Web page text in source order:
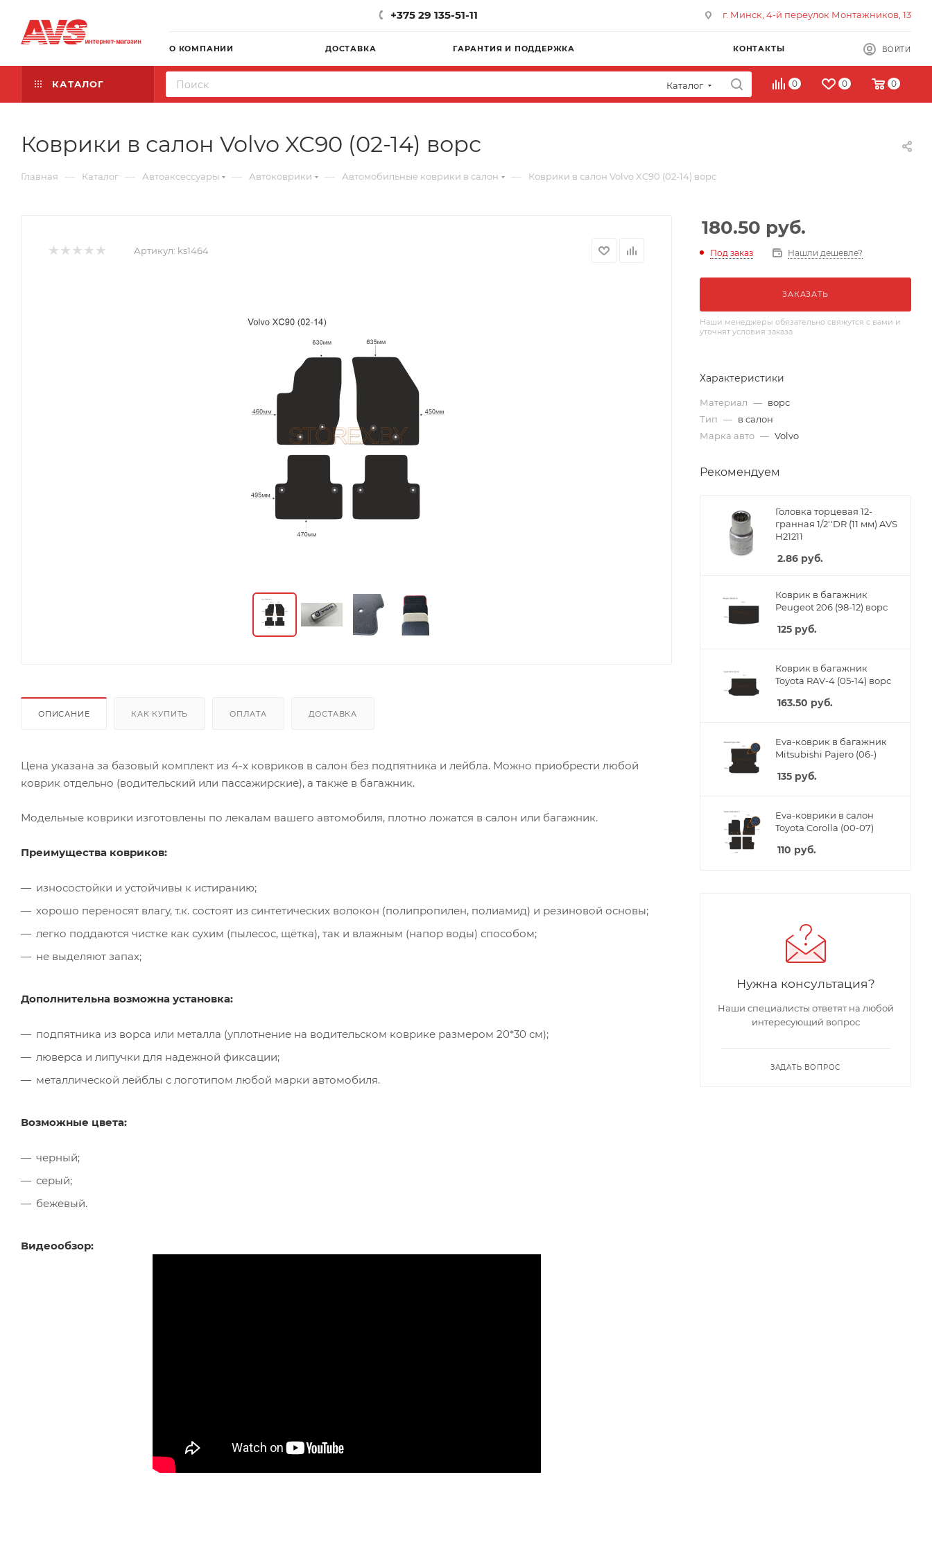
+375 29 135-51-11 г. Минск, 4-й переулок Монтажников, 13
О КОМПАНИИ ДОСТАВКА ГАРАНТИЯ И ПОДДЕРЖКА КОНТАКТЫ ВОЙТИ
КАТАЛОГ Каталог 0 0 0
Коврики в салон Volvo XC90 (02-14) ворс
Главная — Каталог — Автоаксессуары — Автоковрики — Автомобильные коврики в салон — Коврики в салон Volvo XC90 (02-14) ворс
Артикул: ks1464
ОПИСАНИЕ КАК КУПИТЬ ОПЛАТА ДОСТАВКА
Цена указана за базовый комплект из 4-х ковриков в салон без подпятника и лейбла. Можно приобрести любой
коврик отдельно (водительский или пассажирские), а также в багажник.
Модельные коврики изготовлены по лекалам вашего автомобиля, плотно ложатся в салон или багажник.
Преимущества ковриков:
износостойки и устойчивы к истиранию;
хорошо переносят влагу, т.к. состоят из синтетических волокон (полипропилен, полиамид) и резиновой основы;
легко поддаются чистке как сухим (пылесос, щётка), так и влажным (напор воды) способом;
не выделяют запах;
Дополнительна возможна установка:
подпятника из ворса или металла (уплотнение на водительском коврике размером 20*30 см);
люверса и липучки для надежной фиксации;
металлической лейблы с логотипом любой марки автомобиля.
Возможные цвета:
черный;
серый;
бежевый.
Видеообзор:
180.50 руб.
Под заказ Нашли дешевле?
ЗАКАЗАТЬ
Наши менеджеры обязательно свяжутся с вами и
уточнят условия заказа
Характеристики
Материал — ворс
Тип — в салон
Марка авто — Volvo
Рекомендуем
Головка торцевая 12-
гранная 1/2''DR (11 мм) AVS
H21211
2.86 руб.
Коврик в багажник
Peugeot 206 (98-12) ворс
125 руб.
Коврик в багажник
Toyota RAV-4 (05-14) ворс
163.50 руб.
Eva-коврик в багажник
Mitsubishi Pajero (06-)
135 руб.
Eva-коврики в салон
Toyota Corolla (00-07)
110 руб.
Нужна консультация?
Наши специалисты ответят на любой
интересующий вопрос
ЗАДАТЬ ВОПРОС